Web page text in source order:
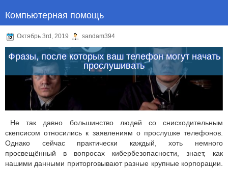
Компьютерная помощь
Октябрь 3rd, 2019 sandam394
Фразы, после которых ваш телефон могут начать
прослушивать
Не так давно большинство людей со снисходительным
скепсисом относились к заявлениям о прослушке телефонов.
Однако сейчас практически каждый, хоть немного
просвещённый в вопросах кибербезопасности, знает, как
нашими данными приторговывают разные крупные корпорации.